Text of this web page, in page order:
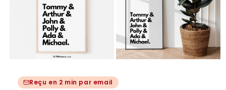
média
média
2
Reçu en 2 min par email